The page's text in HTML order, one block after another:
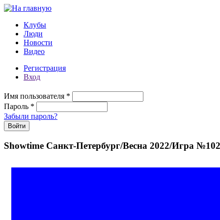
Перейти к основному содержанию
Клубы
Люди
Новости
Видео
Регистрация
Вход
Имя пользователя *
Пароль *
Забыли пароль?
Showtime Санкт-Петербург/Весна 2022/Игра №102